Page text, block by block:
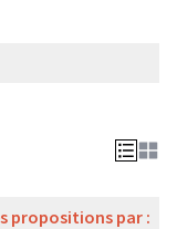
propositions par :